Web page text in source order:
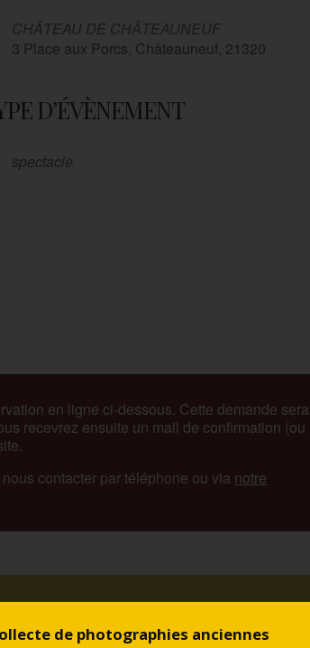
de photographies anciennes
CHÂTEAU DE CHÂTEAUNEUF
3 Place aux Porcs, Châteauneuf, 21320
D’ÉVÈNEMENT
spectacle
en ligne ci-dessous. Cette demande sera
recevrez ensuite un mail de confirmation (ou
contacter par téléphone ou via notre